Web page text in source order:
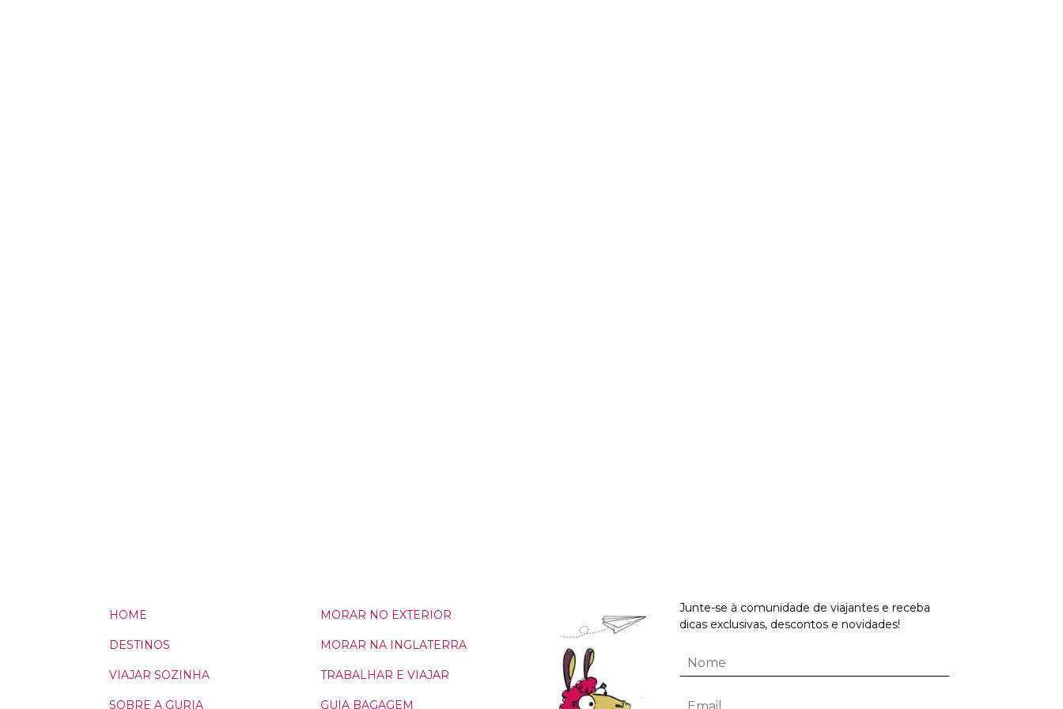
HOME
DESTINOS
VIAJAR SOZINHA
SOBRE A GURIA
MORAR NO EXTERIOR
MORAR NA INGLATERRA
TRABALHAR E VIAJAR
GUIA BAGAGEM
Junte-se à comunidade de viajantes e receba
dicas exclusivas, descontos e novidades!